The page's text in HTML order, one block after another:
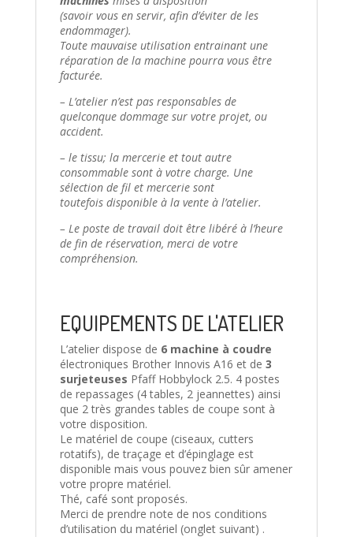
(savoir vous en servir, afin d’éviter de les
endommager).
Toute mauvaise utilisation entrainant une
réparation de la machine pourra vous être
facturée.
– L’atelier n’est pas responsables de
quelconque dommage sur votre projet, ou
accident.
– le tissu; la mercerie et tout autre
consommable sont à votre charge. Une
sélection de fil et mercerie sont
toutefois disponible à la vente à l’atelier.
– Le poste de travail doit être libéré à l’heure
de fin de réservation, merci de votre
compréhension.
EQUIPEMENTS DE L'ATELIER
L’atelier dispose de 6 machine à coudre
électroniques Brother Innovis A16 et de 3
surjeteuses Pfaff Hobbylock 2.5. 4 postes
de repassages (4 tables, 2 jeannettes) ainsi
que 2 très grandes tables de coupe sont à
votre disposition.
Le matériel de coupe (ciseaux, cutters
rotatifs), de traçage et d’épinglage est
disponible mais vous pouvez bien sûr amener
votre propre matériel.
Thé, café sont proposés.
Merci de prendre note de nos conditions
d’utilisation du matériel (onglet suivant) .